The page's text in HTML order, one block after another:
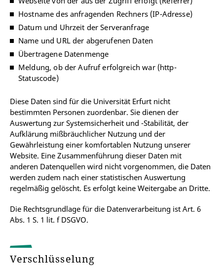
Hostname des anfragenden Rechners (IP-Adresse)
Datum und Uhrzeit der Serveranfrage
Name und URL der abgerufenen Daten
Übertragene Datenmenge
Meldung, ob der Aufruf erfolgreich war (http-
Statuscode)
Diese Daten sind für die Universität Erfurt nicht
bestimmten Personen zuordenbar. Sie dienen der
Auswertung zur Systemsicherheit und -Stabilität, der
Aufklärung mißbräuchlicher Nutzung und der
Gewährleistung einer komfortablen Nutzung unserer
Website. Eine Zusammenführung dieser Daten mit
anderen Datenquellen wird nicht vorgenommen, die Daten
werden zudem nach einer statistischen Auswertung
regelmäßig gelöscht. Es erfolgt keine Weitergabe an Dritte.
Die Rechtsgrundlage für die Datenverarbeitung ist Art. 6
Abs. 1 S. 1 lit. f DSGVO.
Verschlüsselung